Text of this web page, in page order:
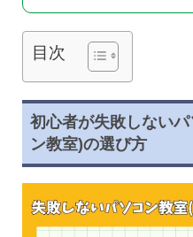
目次
初心者が失敗しない
ン教室)の選び方